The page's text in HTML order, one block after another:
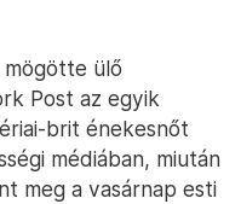
mögötte ülő
Post az egyik
brit énekesnőt
médiában, miután
meg a vasárnap esti